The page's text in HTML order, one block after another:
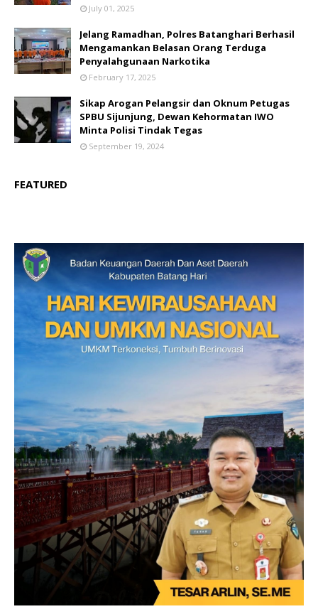
July 01, 2025
Jelang Ramadhan, Polres Batanghari Berhasil
Mengamankan Belasan Orang Terduga
Penyalahgunaan Narkotika
February 17, 2025
Sikap Arogan Pelangsir dan Oknum Petugas
SPBU Sijunjung, Dewan Kehormatan IWO
Minta Polisi Tindak Tegas
September 19, 2024
FEATURED